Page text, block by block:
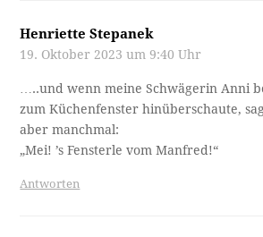
Henriette Stepanek
19. Oktober 2023 um 9:40 Uhr
…..und wenn meine Schwägerin Anni
zum Küchenfenster hinüberschaute,
aber manchmal:
„Mei! ’s Fensterle vom Manfred!“
Antworten